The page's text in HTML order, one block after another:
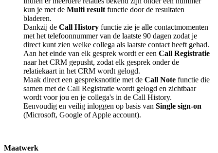
kun je met de Multi result functie door de resultaten
bladeren.
Dankzij de Call History functie zie je alle contactmomenten
met het telefoonnummer van de laatste 90 dagen zodat je
direct kunt zien welke collega als laatste contact heeft gehad.
Aan het einde van elk gesprek wordt er een Call Registratie
naar het CRM gepusht, zodat elk gesprek onder de
relatiekaart in het CRM wordt gelogd.
Maak direct een gespreksnotitie met de Call Note functie die
samen met de Call Registratie wordt gelogd en zichtbaar
wordt voor jou en je collega's in de Call History.
Eenvoudig en veilig inloggen op basis van Single sign-on
(Microsoft, Google of Apple account).
Maatwerk